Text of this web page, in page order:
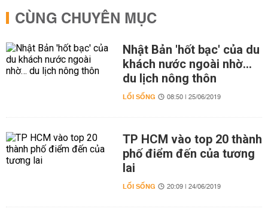
CÙNG CHUYÊN MỤC
Nhật Bản 'hốt bạc' của du
khách nước ngoài nhờ…
du lịch nông thôn
LỐI SỐNG 08:50 | 25/06/2019
TP HCM vào top 20 thành
phố điểm đến của tương
lai
LỐI SỐNG 20:09 | 24/06/2019